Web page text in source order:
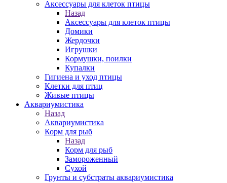
Аксессуары для клеток птицы
Назад
Аксессуары для клеток птицы
Домики
Жердочки
Игрушки
Кормушки, поилки
Купалки
Гигиена и уход птицы
Клетки для птиц
Живые птицы
Аквариумистика
Назад
Аквариумистика
Корм для рыб
Назад
Корм для рыб
Замороженный
Сухой
Грунты и субстраты аквариумистика